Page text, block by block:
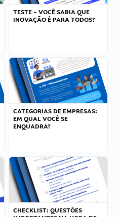
TESTE – VOCÊ SABIA QUE
INOVAÇÃO É PARA TODOS?
CATEGORIAS DE EMPRESAS:
EM QUAL VOCÊ SE
ENQUADRA?
CHECKLIST: QUESTÕES